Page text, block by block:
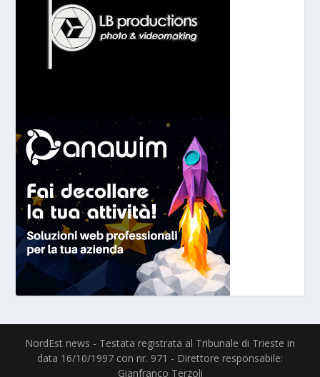
NordEst news - Testata registrata al Tribunale di Trieste in
data 16/10/1997 con nr. 971 - Direttore responsabile:
Gianfranco Terzoli